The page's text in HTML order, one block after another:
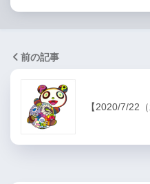
前の記事
【2020/7/22